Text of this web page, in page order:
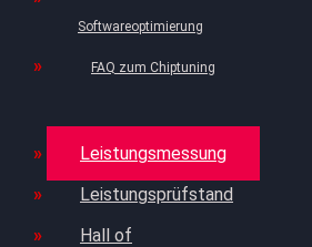
Softwareoptimierung
FAQ zum Chiptuning
Leistungsmessung
Leistungsprüfstand
Hall of